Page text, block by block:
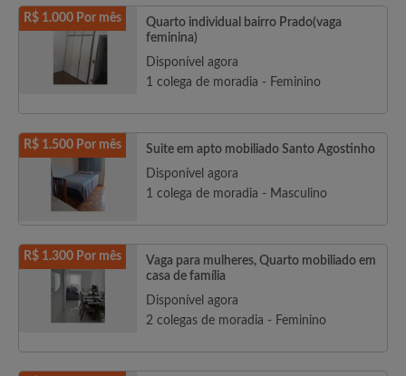
R$ 1.000 Por mês
Quarto individual bairro Prado(vaga
feminina)
Disponível agora
1 colega de moradia - Feminino
R$ 1.500 Por mês
Suite em apto mobiliado Santo Agostinho
Disponível agora
1 colega de moradia - Masculino
R$ 1.300 Por mês
Vaga para mulheres, Quarto mobiliado em
casa de família
Disponível agora
2 colegas de moradia - Feminino